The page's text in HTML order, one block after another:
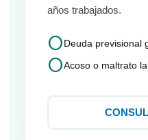
años trabajados.
circleDeuda previsional
circleAcoso o maltrato